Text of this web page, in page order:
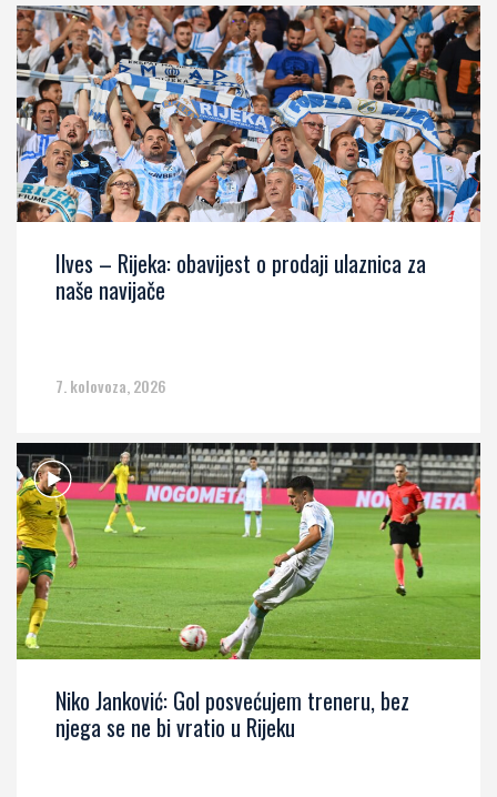
Ilves – Rijeka: obavijest o prodaji ulaznica za
naše navijače
7. kolovoza, 2026
Niko Janković: Gol posvećujem treneru, bez
njega se ne bi vratio u Rijeku